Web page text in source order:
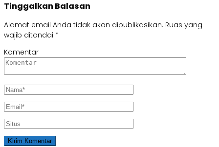
Tinggalkan Balasan
Alamat email Anda tidak akan dipublikasikan. Ruas yang
wajib ditandai *
Komentar